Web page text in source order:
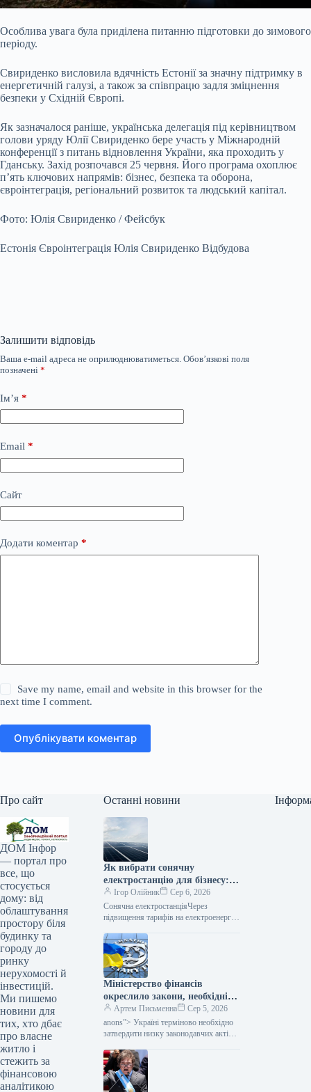
Особлива увага була приділена питанню підготовки до зимового
періоду.
Свириденко висловила вдячність Естонії за значну підтримку в
енергетичній галузі, а також за співпрацю задля зміцнення
безпеки у Східній Європі.
Як зазначалося раніше, українська делегація під керівництвом
голови уряду Юлії Свириденко бере участь у Міжнародній
конференції з питань відновлення України, яка проходить у
Гданську. Захід розпочався 25 червня. Його програма охоплює
п’ять ключових напрямів: бізнес, безпека та оборона,
євроінтеграція, регіональний розвиток та людський капітал.
Фото: Юлія Свириденко / Фейсбук
Естонія Євроінтеграція Юлія Свириденко Відбудова
Залишити відповідь
Ваша e-mail адреса не оприлюднюватиметься. Обов’язкові поля
позначені *
Ім’я *
Email *
Сайт
Додати коментар *
Save my name, email and website in this browser for the
next time I comment.
Опублікувати коментар
Про сайт
ДОМ Інфор
— портал про
все, що
стосується
дому: від
облаштування
простору біля
будинку та
городу до
ринку
нерухомості й
інвестицій.
Ми пишемо
новини для
тих, хто дбає
про власне
житло і
стежить за
фінансовою
аналітикою
Останні новини
Як вибрати сонячну
електростанцію для бізнесу: 5
частіших помилок
Ігор Олійник
Сер 6, 2026
Сонячна електростанціяЧерез
підвищення тарифів на електроенергію
український бізнес все активніше
вкладає кошти у власні джерела
Міністерство фінансів
окреслило закони, необхідні
Україні для прогресу на
шляху до членства в
Європейському Союзі.
Артем Письменна
Сер 5, 2026
anons”> Україні терміново необхідно
затвердити низку законодавчих актів,
на шляху до інтеграції в Європейський
Союз. Про це…